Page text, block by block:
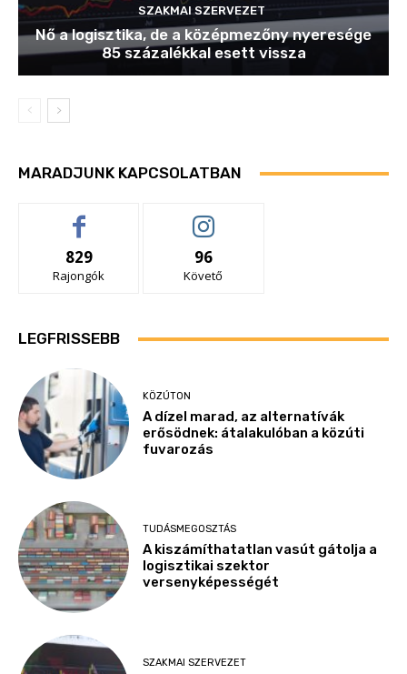
SZAKMAI SZERVEZET
Nő a logisztika, de a középmezőny nyeresége
85 százalékkal esett vissza
MARADJUNK KAPCSOLATBAN
829
Rajongók
96
Követő
LEGFRISSEBB
KÖZÚTON
A dízel marad, az alternatívák
erősödnek: átalakulóban a közúti
fuvarozás
TUDÁSMEGOSZTÁS
A kiszámíthatatlan vasút gátolja a
logisztikai szektor
versenyképességét
SZAKMAI SZERVEZET